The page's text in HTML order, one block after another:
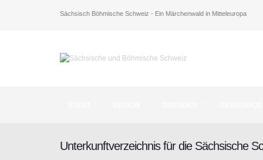
Sächsisch Böhmische Schweiz - Ein Märchenwald in Mitteleuropa
Unterkunftverzeichnis für die Sächsische